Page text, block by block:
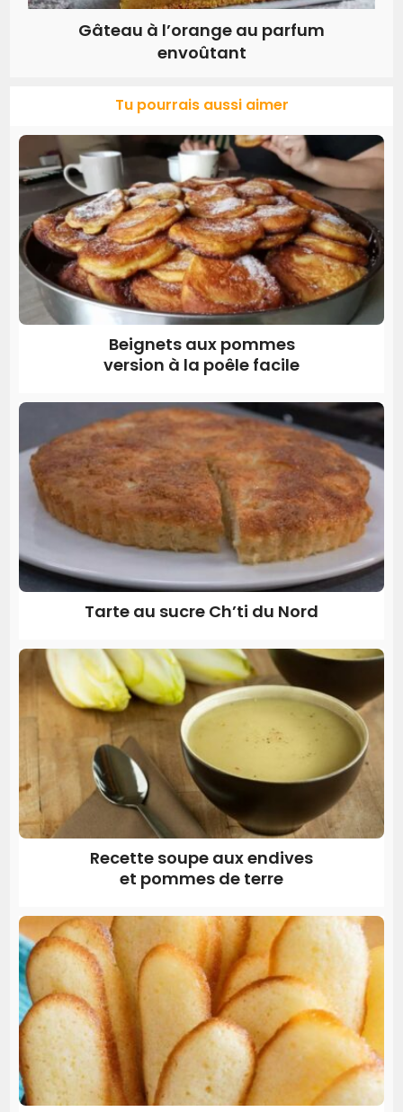
Gâteau à l’orange au parfum
envoûtant
Tu pourrais aussi aimer
Beignets aux pommes
version à la poêle facile
Tarte au sucre Ch’ti du Nord
Recette soupe aux endives
et pommes de terre